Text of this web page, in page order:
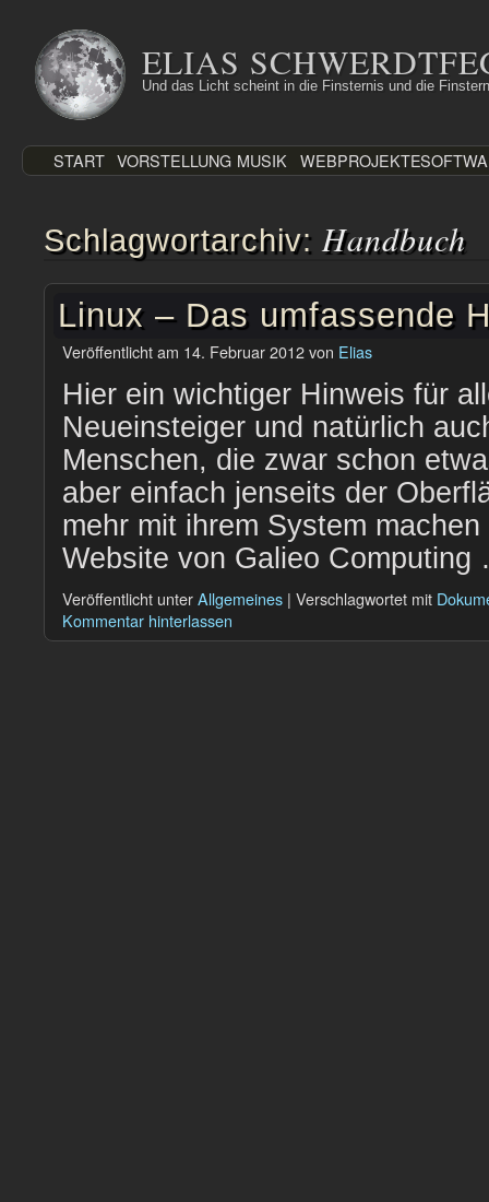
Inhalt
springen
ELIAS
Und das Licht scheint in die Finsternis und die
START VORSTELLUNG MUSIK WEBPROJEKTE
Schlagwortarchiv: Handbuch
Linux – Das umfassende
Veröffentlicht am 14. Februar 2012von Elias
Hier ein wichtiger Hinweis für
Neueinsteiger und natürlich
Menschen, die zwar schon
aber einfach jenseits der
mehr mit ihrem System
Website von Galieo
Veröffentlicht unterAllgemeines | Verschlagwortet mit
Kommentar hinterlassen